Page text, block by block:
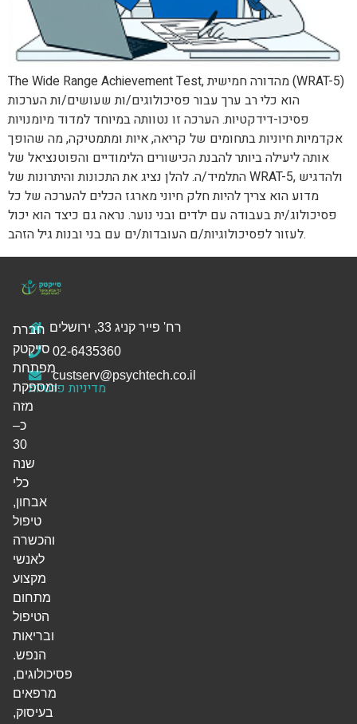
The Wide Range Achievement Test, מהדורה חמישית (WRAT-5)
הוא כלי רב ערך עבור פסיכולוגים/ות שעושים/ות הערכות
פסיכו-דידקטיות. הערכה זו נטוותה במיוחד למדוד מיומנויות
אקדמיות חיוניות בתחומים של קריאה, איות ומתמטיקה, מה שהופך
אותה ליעילה ביותר להבנת הכישורים הלימודיים והפוטנציאל של
התלמיד/ה. להלן נציג את התכונות והיתרונות של WRAT-5, ולהדגיש
מדוע הוא צריך להיות חלק חיוני מארגז הכלים להערכה של כל
פסיכולוג/ית בעבודה עם ילדים ובני נוער. נראה גם כיצד הוא יכול
לעזור לפסיכולוגיות/ם העובדות/ים עם בני ובנות גיל הזהב.
רח' פייר קניג 33, ירושלים
02-6435360
custserv@psychtech.co.il
מדיניות פרטיות
חברת
סייקטק
מפתחת
ומספקת
מזה
כ–
30
שנה
כלי
אבחון,
טיפול
והכשרה
לאנשי
מקצוע
מתחום
הטיפול
ובריאות
הנפש.
פסיכולוגים,
מרפאים
בעיסוק,